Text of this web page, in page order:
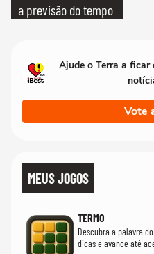
a previsão do tempo
Ajude o Terra a ficar
Vote
MEUS JOGOS
TERMO
Descubra a palavra
dicas e avance até